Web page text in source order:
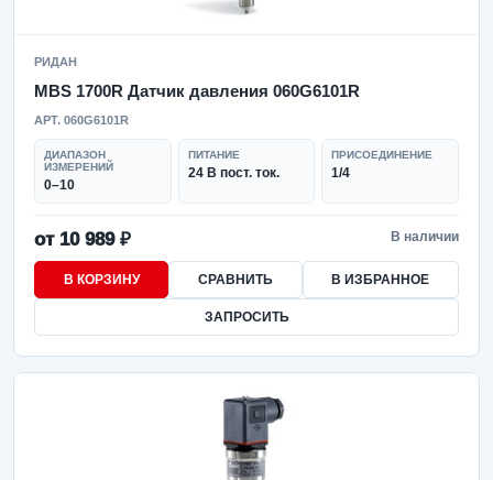
РИДАН
MBS 1700R Датчик давления 060G6101R
АРТ. 060G6101R
ДИАПАЗОН
ИЗМЕРЕНИЙ
0–10
ПИТАНИЕ
24 В пост. ток.
ПРИСОЕДИНЕНИЕ
1/4
от 10 989 ₽ В наличии
В КОРЗИНУ СРАВНИТЬ В ИЗБРАННОЕ
ЗАПРОСИТЬ